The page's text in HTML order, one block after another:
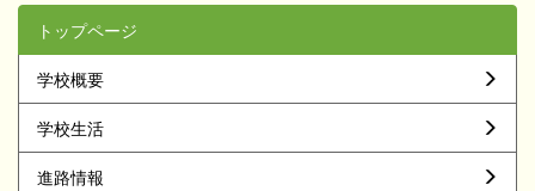
トップページ
学校概要
学校生活
進路情報